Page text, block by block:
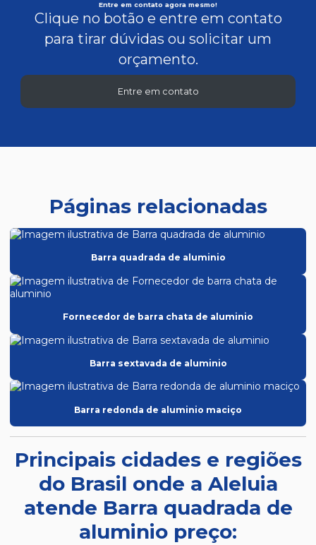
Entre em contato agora mesmo!
Clique no botão e entre em contato
para tirar dúvidas ou solicitar um
orçamento.
Entre em contato
Páginas relacionadas
Barra quadrada de aluminio
Fornecedor de barra chata de aluminio
Barra sextavada de aluminio
Barra redonda de aluminio maciço
Principais cidades e regiões
do Brasil onde a Aleluia
atende Barra quadrada de
aluminio preço: